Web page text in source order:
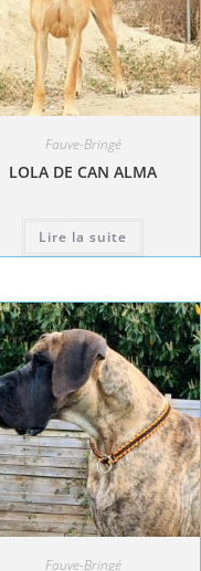
Fauve-Bringé
LOLA DE CAN ALMA
Lire la suite
Fauve-Bringé